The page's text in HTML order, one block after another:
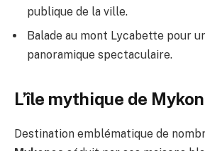
publique de la ville.
Balade au mont Lycabette pour
panoramique spectaculaire.
L’île mythique de
Destination emblématique de